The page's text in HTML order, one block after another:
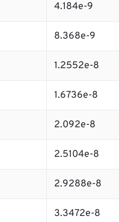
4.184e-9
8.368e-9
1.2552e-8
1.6736e-8
2.092e-8
2.5104e-8
2.9288e-8
3.3472e-8